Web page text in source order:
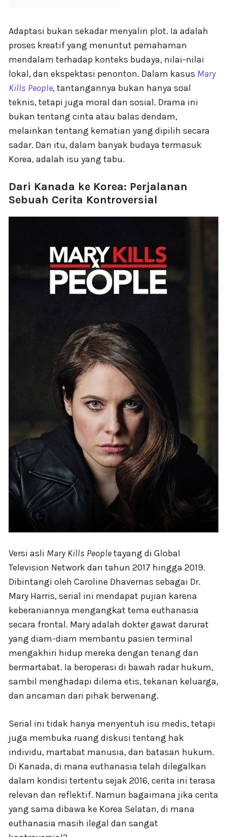
Adaptasi bukan sekadar menyalin plot. Ia adalah
proses kreatif yang menuntut pemahaman
mendalam terhadap konteks budaya, nilai-nilai
lokal, dan ekspektasi penonton. Dalam kasus Mary
Kills People, tantangannya bukan hanya soal
teknis, tetapi juga moral dan sosial. Drama ini
bukan tentang cinta atau balas dendam,
melainkan tentang kematian yang dipilih secara
sadar. Dan itu, dalam banyak budaya termasuk
Korea, adalah isu yang tabu.
Dari Kanada ke Korea: Perjalanan
Sebuah Cerita Kontroversial
Versi asli Mary Kills Peopletayang di Global
Television Network dari tahun 2017 hingga 2019.
Dibintangi oleh Caroline Dhavernas sebagai Dr.
Mary Harris, serial ini mendapat pujian karena
keberaniannya mengangkat tema euthanasia
secara frontal. Mary adalah dokter gawat darurat
yang diam-diam membantu pasien terminal
mengakhiri hidup mereka dengan tenang dan
bermartabat. Ia beroperasi di bawah radar hukum,
sambil menghadapi dilema etis, tekanan keluarga,
dan ancaman dari pihak berwenang.
Serial ini tidak hanya menyentuh isu medis, tetapi
juga membuka ruang diskusi tentang hak
individu, martabat manusia, dan batasan hukum.
Di Kanada, di mana euthanasia telah dilegalkan
dalam kondisi tertentu sejak 2016, cerita ini terasa
relevan dan reflektif. Namun bagaimana jika cerita
yang sama dibawa ke Korea Selatan, di mana
euthanasia masih ilegal dan sangat